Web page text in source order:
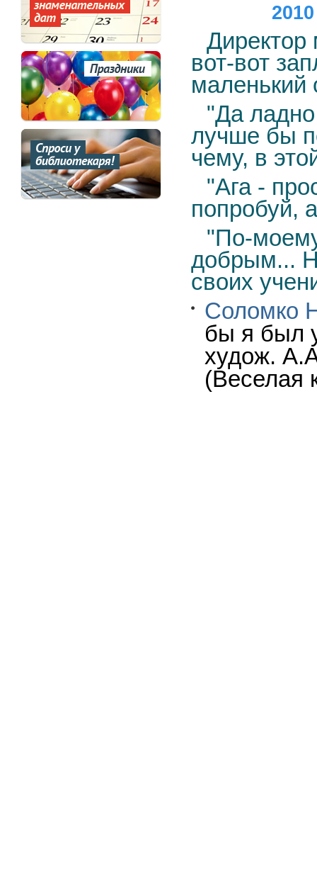
Директор
вот-вот
маленький
"Да
лучше бы
чему, в
"Ага -
попробуй,
"По-
добрым...
своих
Соломко
бы я был
худож.
(Веселая